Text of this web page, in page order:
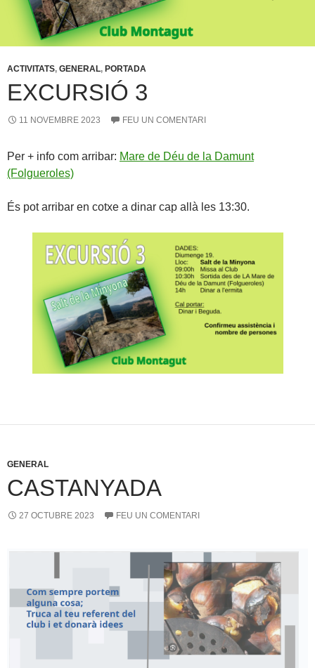
ACTIVITATS, GENERAL, PORTADA
EXCURSIÓ 3
11 NOVEMBRE 2023 FEU UN COMENTARI
Per + info com arribar: Mare de Déu de la Damunt
(Folgueroles)
És pot arribar en cotxe a dinar cap allà les 13:30.
GENERAL
CASTANYADA
27 OCTUBRE 2023 FEU UN COMENTARI